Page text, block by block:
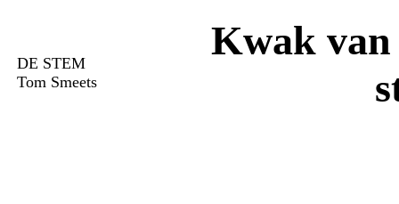
DE STEM
Tom Smeets
Kwak van